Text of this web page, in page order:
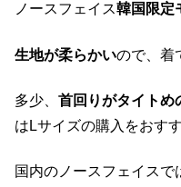
ノースフェイス韓国限定
生地が柔らかいので、着
多少、 首回りがタイトめ
はLサイズの購入をおす
国内のノースフェイスで